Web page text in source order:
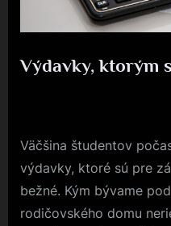
Výdavky, ktorým
Väčšina študentov
výdavky, ktoré sú pre
bežné. Kým bývame
rodičovského domu